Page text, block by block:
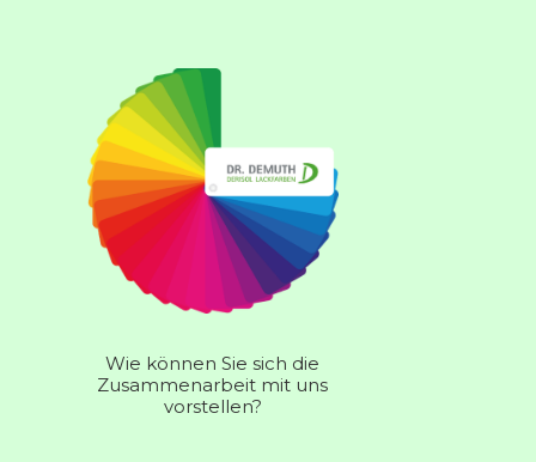
Wie können Sie sich die
Zusammenarbeit mit uns
vorstellen?